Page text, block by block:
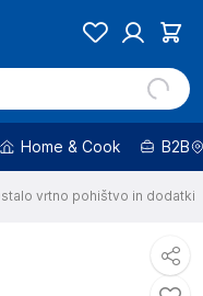
Home & Cook B2B
vrtno pohištvo in dodatki